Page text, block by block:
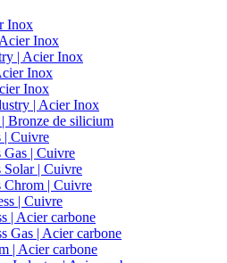
Inox
Inox
| Acier Inox
Inox
Inox
| Acier Inox
Bronze de silicium
Cuivre
| Cuivre
| Cuivre
| Cuivre
| Cuivre
| Acier carbone
Gas | Acier carbone
| Acier carbone